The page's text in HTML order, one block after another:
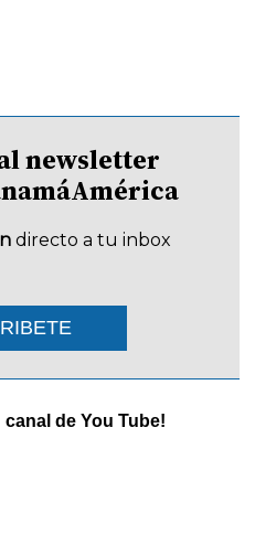
newsletter
directo a tu inbox
de You Tube!